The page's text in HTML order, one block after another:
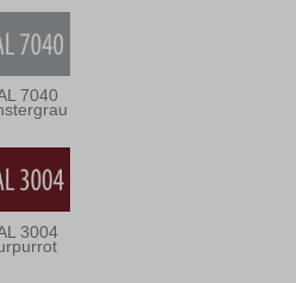
7040
3004